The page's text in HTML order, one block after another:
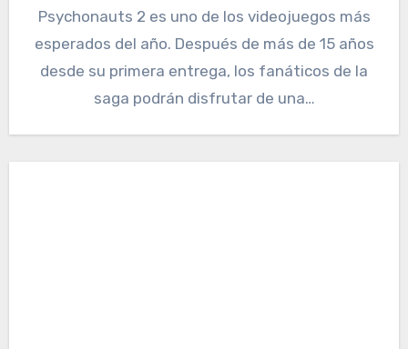
Psychonauts 2 es uno de los videojuegos más
esperados del año. Después de más de 15 años
desde su primera entrega, los fanáticos de la
saga podrán disfrutar de una…